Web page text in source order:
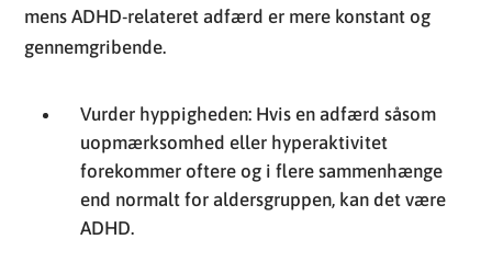
mens ADHD-relateret adfærd er mere konstant og
gennemgribende.
Vurder hyppigheden: Hvis en adfærd såsom
uopmærksomhed eller hyperaktivitet
forekommer oftere og i flere sammenhænge
end normalt for aldersgruppen, kan det være
ADHD.